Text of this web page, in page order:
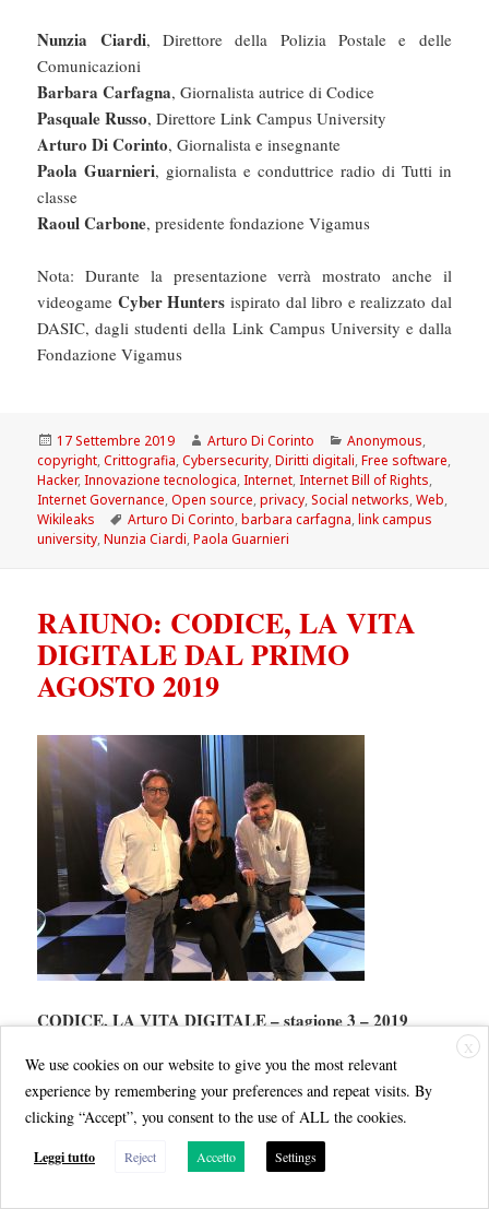
Nunzia Ciardi, Direttore della Polizia Postale e delle
Comunicazioni
Barbara Carfagna, Giornalista autrice di Codice
Pasquale Russo, Direttore Link Campus University
Arturo Di Corinto, Giornalista e insegnante
Paola Guarnieri, giornalista e conduttrice radio di Tutti in
classe
Raoul Carbone, presidente fondazione Vigamus
Nota: Durante la presentazione verrà mostrato anche il
videogame Cyber Hunters ispirato dal libro e realizzato dal
DASIC, dagli studenti della Link Campus University e dalla
Fondazione Vigamus
Scritto
il
17 Settembre 2019 Autore
Arturo Di Corinto Categorie
Anonymous,
copyright,Crittografia,Cybersecurity,Diritti digitali,Free software,
Hacker,Innovazione tecnologica,Internet,Internet Bill of Rights,
Internet Governance,Open source,privacy,Social networks,Web,
Wikileaks
Tag
Arturo Di Corinto,barbara carfagna,link campus
university,Nunzia Ciardi,Paola Guarnieri
RAIUNO: CODICE, LA VITA
DIGITALE DAL PRIMO
AGOSTO 2019
CODICE, LA VITA DIGITALE – stagione 3 – 2019
Dall’Asia alla Silicon Valley, in onda il giovedì in seconda
serata alle 23:30 suRaiUnoin onda la terza edizione di
CodiceLa vita è digitale.
Barbara Carfagna
Regia diLuca Romani
X
We use cookies on our website to give you the most relevant
experience by remembering your preferences and repeat visits. By
clicking “Accept”, you consent to the use of ALL the cookies.
Leggi tutto Reject Accetto Settings